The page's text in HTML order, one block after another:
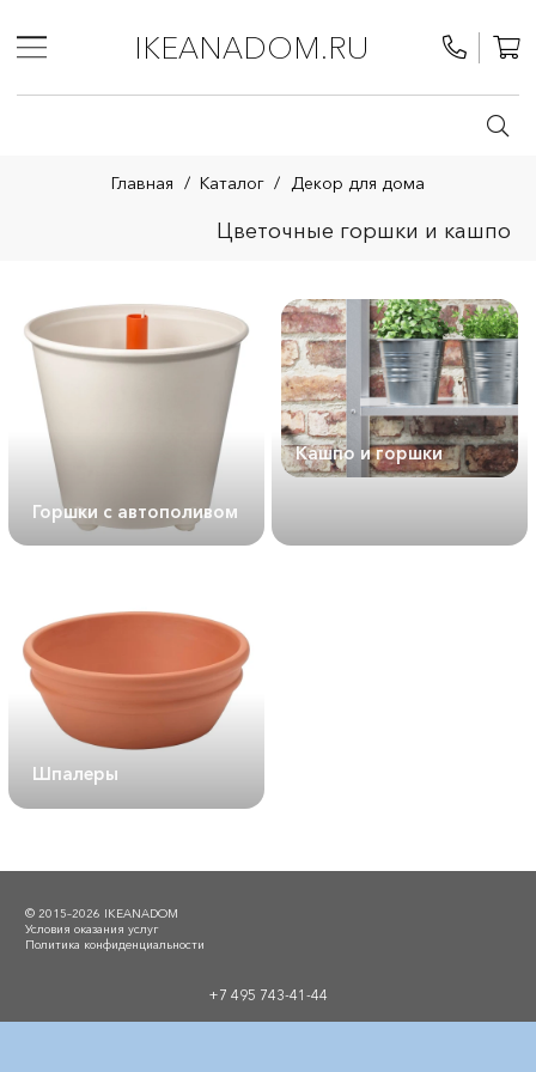
IKEANADOM.RU
Главная / Каталог / Декор для дома
Цветочные горшки и кашпо
Горшки с автополивом
Кашпо и горшки
Шпалеры
© 2015–2026 IKEANADOM
Условия оказания услуг
Политика конфиденциальности
+7 495 743-41-44